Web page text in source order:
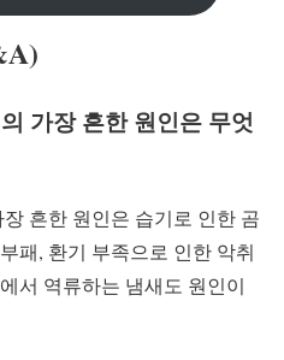
가장 흔한 원인은 무엇
흔한 원인은 습기로 인한 곰
패, 환기 부족으로 인한 악취
서 역류하는 냄새도 원인이